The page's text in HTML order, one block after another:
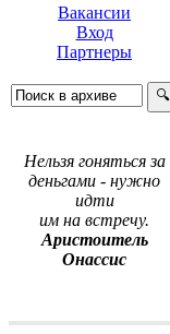
Вакансии
Вход
Партнеры
Нельзя гоняться за
деньгами - нужно
идти
им на встречу.
Аристоитель
Онассис